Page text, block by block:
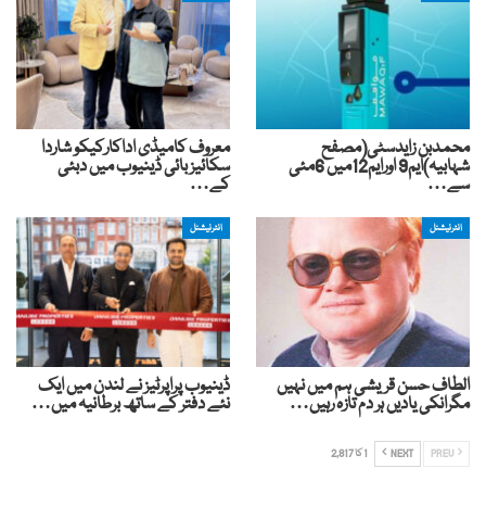
محمدبن زایدسٹی(مصفح
شہابیہ)ایم9 اورایم12میں 6مئی
سے…
معروف کامیڈی اداکارکیکو شاردا
سکائیز بائی ڈینیوب میں دبئی
کے…
انٹرنیشنل
الطاف حسن قریشی ہم میں نہیں
مگرانکی یادیں ہر دم تازہ رہیں…
انٹرنیشنل
ڈینیوب پراپرٹیز نے لندن میں ایک
نئے دفتر کے ساتھ برطانیہ میں…
NEXT 1 کا 2,817